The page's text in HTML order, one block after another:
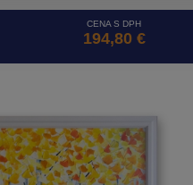
CENA S DPH
194,80 €